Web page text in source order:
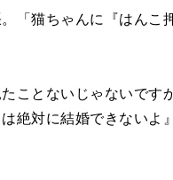
猫ちゃんに『はんこ
とないじゃないです
絶対に結婚できない